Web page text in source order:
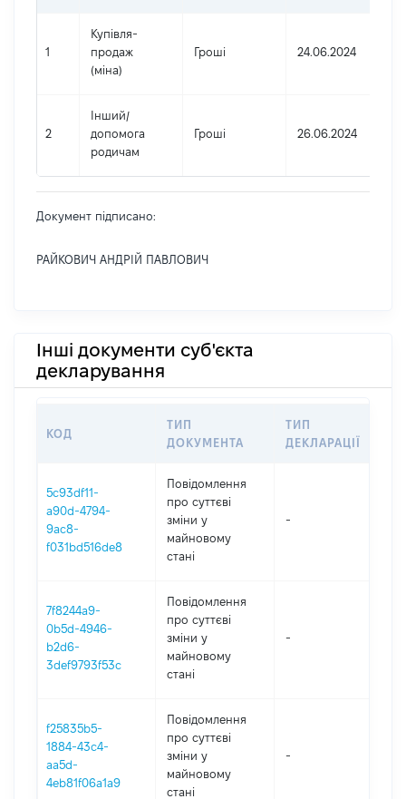
1
Купівля-
продаж
(міна)
Гроші 24.06.2024
2
Інший/
допомога
родичам
Гроші 26.06.2024
Документ підписано:
РАЙКОВИЧ АНДРІЙ ПАВЛОВИЧ
Інші документи суб'єкта
декларування
КОД
ТИП
ДОКУМЕНТА
ТИП
ДЕКЛАРАЦІЇ
5c93df11-
a90d-4794-
9ac8-
f031bd516de8
Повідомлення
про суттєві
зміни y
майновому
стані
-
7f8244a9-
0b5d-4946-
b2d6-
3def9793f53c
Повідомлення
про суттєві
зміни y
майновому
стані
-
f25835b5-
1884-43c4-
aa5d-
4eb81f06a1a9
Повідомлення
про суттєві
зміни y
майновому
стані
-